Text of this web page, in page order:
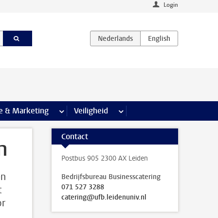
Login
& Marketing meer Communicatie & Marketing pagina’s
Veiligheid meer Veiligheid pagina’s
Contact
Postbus 905 2300 AX Leiden
Bedrijfsbureau Businesscatering
071 527 3288
catering@ufb.leidenuniv.nl